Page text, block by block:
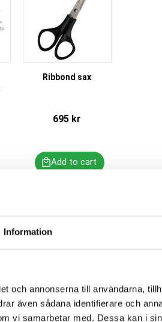
Information
och annonserna till användarna,
även sådana identifierare och
vi samarbetar med. Dessa kan i
Ribbond sax
695 kr